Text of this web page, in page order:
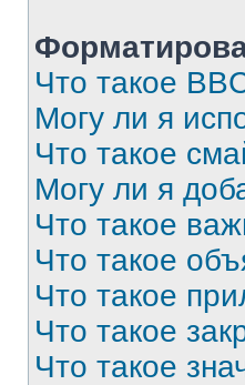
Что такое
Могу ли я
Что такое
Могу ли я
Что такое
Что такое
Что такое
Что такое
Что такое